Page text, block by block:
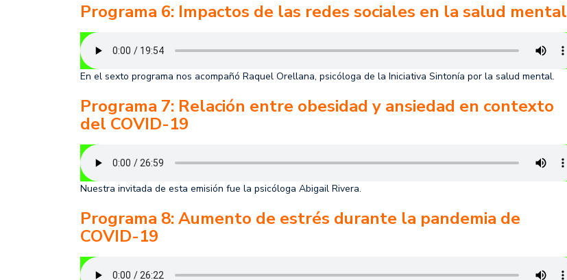
Programa 6: Impactos de las redes sociales en la salud mental
En el sexto programa nos acompañó Raquel Orellana, psicóloga de la Iniciativa Sintonía por la salud mental.
Programa 7: Relación entre obesidad y ansiedad en contexto
del COVID-19
Nuestra invitada de esta emisión fue la psicóloga Abigail Rivera.
Programa 8: Aumento de estrés durante la pandemia de
COVID-19